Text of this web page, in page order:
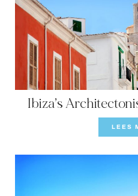
Ibiza’s
LEES